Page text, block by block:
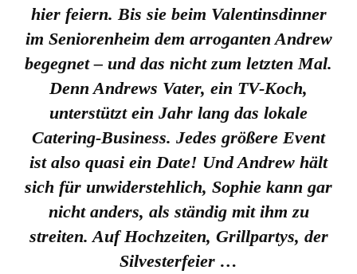
hier feiern. Bis sie beim Valentinsdinner
im Seniorenheim dem arroganten Andrew
begegnet – und das nicht zum letzten Mal.
Denn Andrews Vater, ein TV-Koch,
unterstützt ein Jahr lang das lokale
Catering-Business. Jedes größere Event
ist also quasi ein Date! Und Andrew hält
sich für unwiderstehlich, Sophie kann gar
nicht anders, als ständig mit ihm zu
streiten. Auf Hochzeiten, Grillpartys, der
Silvesterfeier …